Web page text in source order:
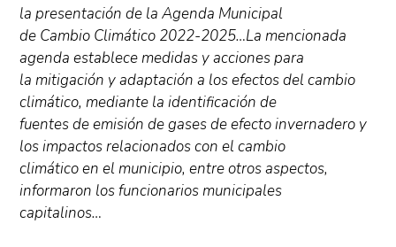
la presentación de la Agenda Municipal
de Cambio Climático 2022-2025…La mencionada
agenda establece medidas y acciones para
la mitigación y adaptación a los efectos del cambio
climático, mediante la identificación de
fuentes de emisión de gases de efecto invernadero y
los impactos relacionados con el cambio
climático en el municipio, entre otros aspectos,
informaron los funcionarios municipales
capitalinos…